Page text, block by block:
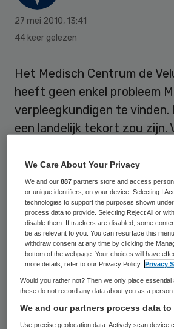
27 mei 2010, 13:41
44 keer gelezen
Het Medisch Centrum de
heeft geen enkel probleem
verpleegkundigen te
een landelijk tekort zou zijn.
setting. Dat meldt De Stentor.
Aantrekkingskracht
Directeuren Wilma van den
Yokaribas verklaren de
van hetMCVin De Stentor:
ze het prettiger in een kleine
waarin je de directeur nog
komt en onmiddellijk je ei
We Care About Your Privacy
We and our887 partners store and access
or unique identifiers, on your device. Selecting I
technologies to support the purposes shown
process data to provide. Selecting Reject All or
disable them. If trackers are disabled, some
be as relevant to you. You can resurface this
withdraw consent at any time by clicking the
bottom of the webpage. Your choices will have
more details, refer to our Privacy Policy.
Privacy
Would you rather not? Then we only place essential
these do not record any data about you as a person
We and our partners process data
Use precise geolocation data. Actively scan device